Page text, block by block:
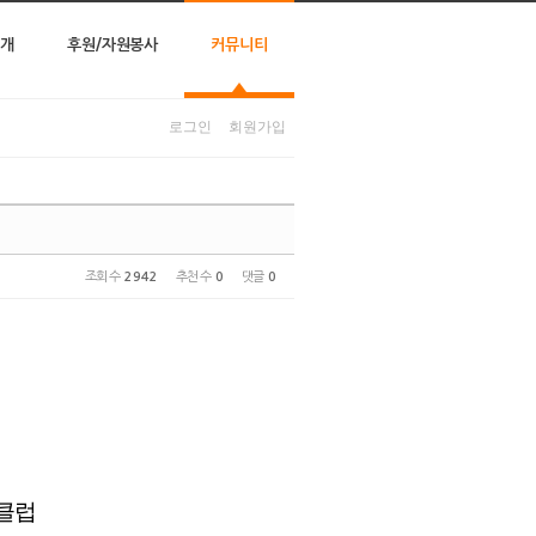
후원/자원봉사 커뮤니티
로그인 회원가입
조회 수 2942 추천 수 0 댓글 0
럽